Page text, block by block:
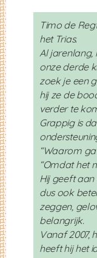
Timo de
het Trias.
Al jarenlang,
onze derde
zoek je een
hij ze de
verder te
Grappig is
“Waarom
“Omdat het
Hij geeft
dus ook
zeggen,
belangrijk.
Vanaf 2007,
heeft hij het